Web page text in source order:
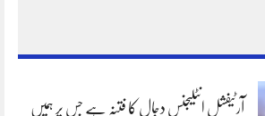
آرٹیفشل انٹلیجنس دجال کا فتنہ ہے جس پر ہمیں